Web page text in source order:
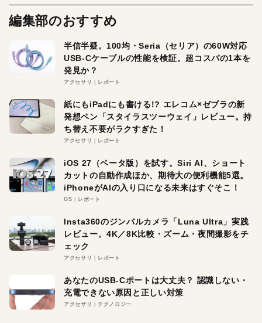
編集部のおすすめ
半信半疑。100均・Seria（セリア）の60W対応
USB-Cケーブルの性能を検証。超コスパの1本を
発見か？
アクセサリ レポート
紙にもiPadにも書ける!? エレコム×ゼブラの新
発想ペン「スタイラスツーウェイ」レビュー。持
ち替え不要がラクすぎた！
アクセサリ レポート
iOS 27（ベータ版）を試す。Siri AI、ショート
カットの自動作成ほか、期待大の便利機能5選。
iPhoneがAIの入り口になる未来はすぐそこ！
OS レポート
Insta360のジンバルカメラ「Luna Ultra」実践
レビュー。4K／8K比較・ズーム・夜間撮影をチ
ェック
アクセサリ レポート
あなたのUSB-Cポートは大丈夫？ 認識しない・
充電できない原因と正しい対策
アクセサリ テクノロジー